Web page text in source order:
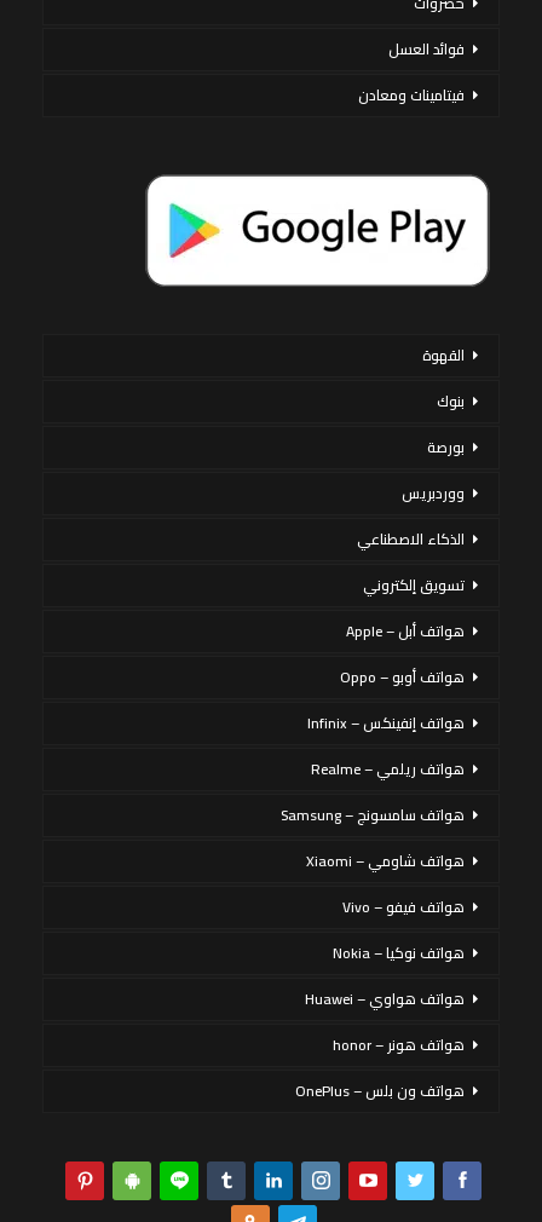
فوائد العسل
فيتامينات ومعادن
القهوة
بنوك
بورصة
ووردبريس
الذكاء الاصطناعي
تسويق إلكتروني
هواتف أبل – Apple
هواتف أوبو – Oppo
هواتف إنفينكس – Infinix
هواتف ريلمي – Realme
هواتف سامسونج – Samsung
هواتف شاومي – Xiaomi
هواتف فيفو – Vivo
هواتف نوكيا – Nokia
هواتف هواوي – Huawei
هواتف هونر – honor
هواتف ون بلس – OnePlus